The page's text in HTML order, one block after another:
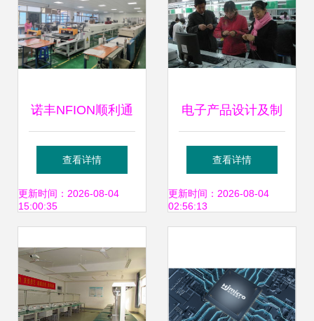
诺丰NFION顺利通
过IATF16949:2016
认证 新起点、新征
查看详情
更新时间：2026-08-04
15:00:35
电子产品设计及制
作技能竞赛圆满结
束 创新与技术开发
查看详情
更新时间：2026-08-04
02:56:13